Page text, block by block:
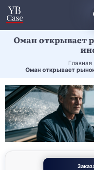
Оман открывает
Главная
Оман открывает